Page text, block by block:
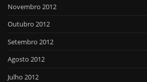
Novembro 2012
Outubro 2012
Setembro 2012
Agosto 2012
Julho 2012